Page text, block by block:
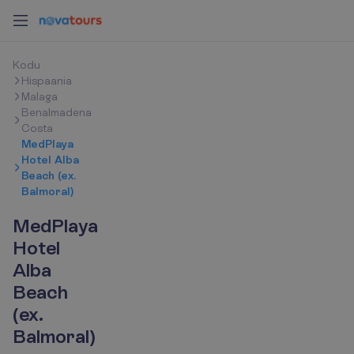
Kodu
Hispaania
Malaga
Benalmadena
Costa
MedPlaya
Hotel Alba
Beach (ex.
Balmoral)
MedPlaya
Hotel
Alba
Beach
(ex.
Balmoral)